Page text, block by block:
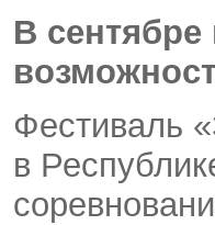
В сентябре
Фестиваль
в